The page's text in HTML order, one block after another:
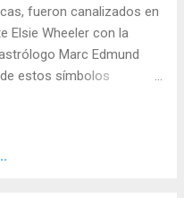
fueron canalizados en
Elsie Wheeler con la
Marc Edmund
estos símbolos
Con una narrativa
han encontrado